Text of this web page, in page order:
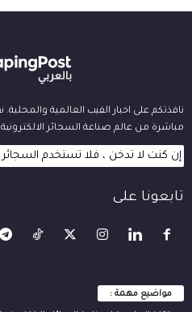
نافذتكم على اخبار الفيب العالمية
مباشرة من عالم صناعة السجائر الالكترونية.
إن كنت لا تدخن ، فلا تستخدم السجائر
تابعونا على
مواضيع مهمة :